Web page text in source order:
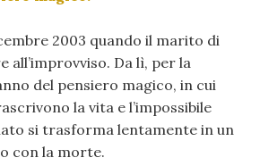
2003 quando il marito di
all’improvviso. Da lì, per la
del pensiero magico, in cui
la vita e l’impossibile
si trasforma lentamente in un
con la morte.